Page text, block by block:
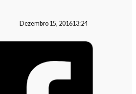
Dezembro 15, 201613:24